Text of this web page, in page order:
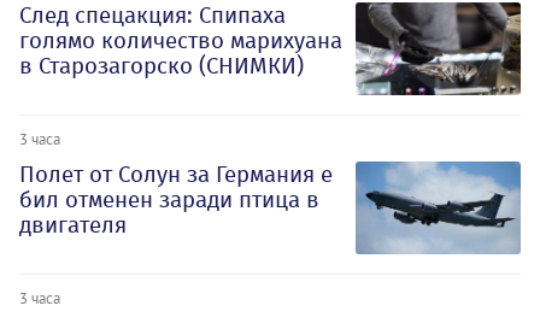
След спецакция: Спипаха
голямо количество марихуана
в Старозагорско (СНИМКИ)
3 часа
Полет от Солун за Германия е
бил отменен заради птица в
двигателя
3 часа